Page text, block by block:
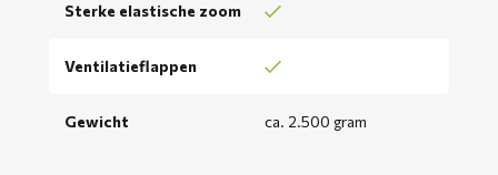
Sterke elastische zoom
Ventilatieflappen
Gewicht ca. 2.500 gram